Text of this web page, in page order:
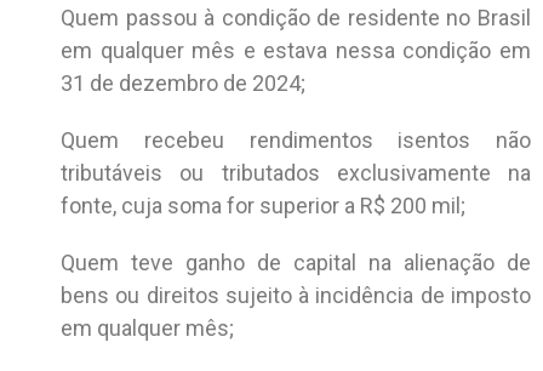
Quem passou à condição de residente no Brasil
em qualquer mês e estava nessa condição em
31 de dezembro de 2024;
Quem recebeu rendimentos isentos não
tributáveis ou tributados exclusivamente na
fonte, cuja soma for superior a R$ 200 mil;
Quem teve ganho de capital na alienação de
bens ou direitos sujeito à incidência de imposto
em qualquer mês;